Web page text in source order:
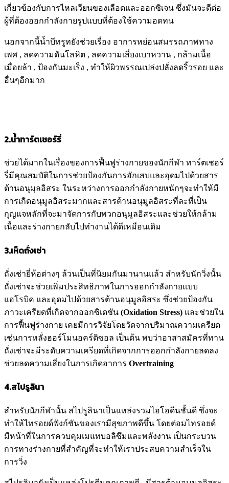
เกี่ยวข้องกับการไหลเวียนของเลือดและออกซิเจน ซึ่งมันจะดีต่อ
ผู้ที่ต้องออกกำลังกายรูปแบบที่ต้องใช้ความอดทน
นอกจากนี้น้ำบีทรูทยังช่วยเรื่อง อาการหย่อนสมรรถภาพทาง
เพศ , ลดความดันโลหิต , ลดความเสี่ยงเบาหวาน , กล้ามเนื้อ
เมื่อยล้า , ป้องกันมะเร็ง , ทำให้ผิวพรรณเปล่งปลั่งลดริ้วรอย และ
อื่นๆอีกมาก
2.น้ำทาร์ตเชอร์รี่
ช่วยได้มากในเรื่องของการฟื้นฟูร่างกายของนักกีฬา ทาร์ตเชอร์
รี่มีคุณสมบัติในการช่วยป้องกันการอักเสบและอุดมไปด้วยสาร
ต้านอนุมุลอิสระ ในระหว่างการออกกำลังกายหนักๆจะทำให้มี
การเกิดอนุมูลอิสระมากและสารต้านอนุมูลอิสระที่ละที่เป็น
กุญแจหลักที่จะมาจัดการกับพวกอนุมูลอิสระและช่วยให้กล้าม
เนื้อและร่างกายกลับไปทำงานได้ดีเหมือนเดิม
3.เห็ดถั่งเช่า
ถั่งเช่ายี่ห้อต่างๆ ล้วนเป็นที่นิยมกันมานานแล้ว สำหรับนักวิ่งนั้น
ถั่งเช่าจะช่วยเพิ่มประสิทธิภาพในการออกกำลังกายแบบ
แอโรบิค และอุดมไปด้วยสารต้านอนุมูลอิสระ ซึ่งช่วยป้องกัน
ภาวะเครียดที่เกิดจากออกซิเดชัน (Oxidation Stress) และช่วยใน
การฟื้นฟูร่างกาย เคยมีการวิจัยโดยวัดจากปริมาณความเครียด
เช่นการหลั่งฮอร์โมนอคร์ติซอล เป็นต้น พบว่าอาสาสมัครที่ทาน
ถั่งเช่าจะมีระดับความเครียดที่เกิดจากการออกกำลังกายลดลง
ช่วยลดความเสี่ยงในการเกิดอาการ Overtraining
4.สไปรูลินา
สำหรับนักกีฬานั้น สไปรูลินาเป็นแหล่งรวมไอโอดีนชั้นดี ซึ่งจะ
ทำให้ไทรอยด์ฟังก์ชันของเรามีสุขภาพดีขึ้น โดยต่อมไทรอยด์
มีหน้าที่ในการควบคุมเมแทบอลิซึมและพลังงาน เป็นกระบวน
การทางร่างกายที่สำคัญที่จะทำให้เราประสบความสำเร็จใน
การวิ่ง